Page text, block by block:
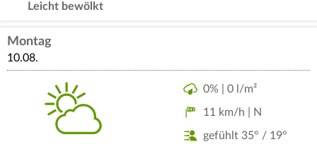
Leicht bewölkt
Montag
10.08.
0% | 0 l/m²
11 km/h | N
gefühlt 35° / 19°